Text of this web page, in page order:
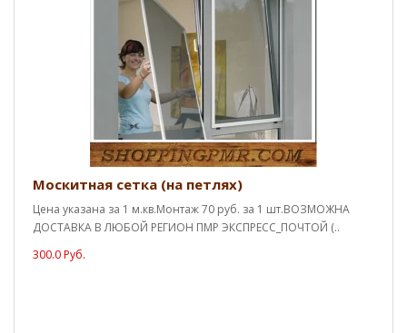
Москитная сетка (на петлях)
Цена указана за 1 м.кв.Монтаж 70 руб. за 1 шт.ВОЗМОЖНА
ДОСТАВКА В ЛЮБОЙ РЕГИОН ПМР ЭКСПРЕСС_ПОЧТОЙ (..
300.0 Руб.